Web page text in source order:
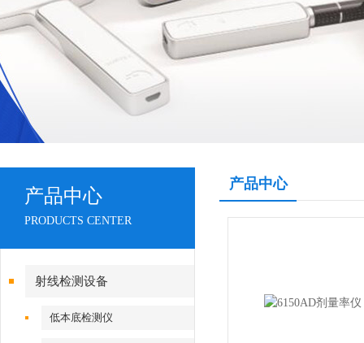
产品中心
PRODUCTS CENTER
射线检测设备
低本底检测仪
产品中心